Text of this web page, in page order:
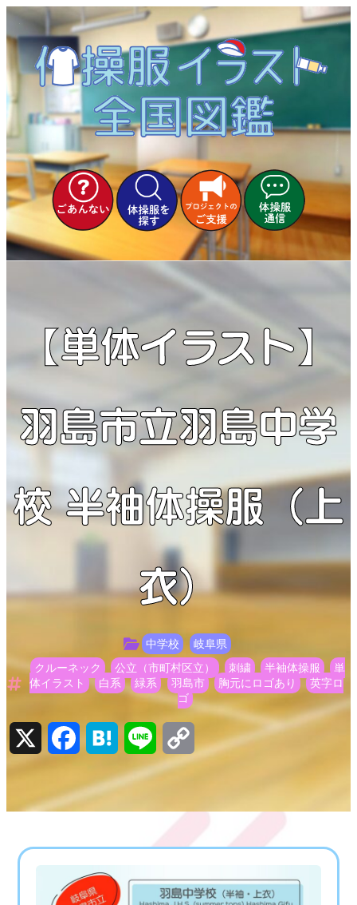
内
を
キ
プ
【単体イラスト】
羽島市立羽島中学
校 半袖体操服（上
衣）
中学校
岐阜県
クルーネック
公立（市町村区立） 刺繍 半袖体操服
単
体イラスト
白系 緑系 羽島市 胸元にロゴあり
英字ロ
ゴ
FacebookHatena Line Copy